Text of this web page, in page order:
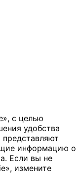
с целью
удобства
информацию о
Если вы не
измените